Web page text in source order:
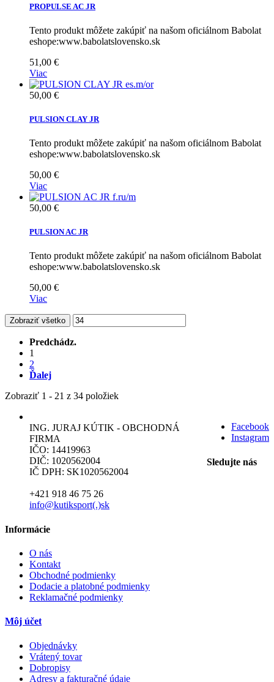
PROPULSE AC JR
Tento produkt môžete zakúpiť na našom oficiálnom Babolat
eshope:www.babolatslovensko.sk
51,00 €
Viac
50,00 €
PULSION CLAY JR
Tento produkt môžete zakúpiť na našom oficiálnom Babolat
eshope:www.babolatslovensko.sk
50,00 €
Viac
50,00 €
PULSION AC JR
Tento produkt môžete zakúpiť na našom oficiálnom Babolat
eshope:www.babolatslovensko.sk
50,00 €
Viac
Zobraziť všetko
Predchádz.
1
2
Ďalej
Zobraziť 1 - 21 z 34 položiek
Facebook
Instagram
Sledujte nás
ING. JURAJ KÚTIK - OBCHODNÁ
FIRMA
IČO: 14419963
DIČ: 1020562004
IČ DPH: SK1020562004
+421 918 46 75 26
info@kutiksport(.)sk
Informácie
O nás
Kontakt
Obchodné podmienky
Dodacie a platobné podmienky
Reklamačné podmienky
Môj účet
Objednávky
Vrátený tovar
Dobropisy
Adresy a fakturačné údaje